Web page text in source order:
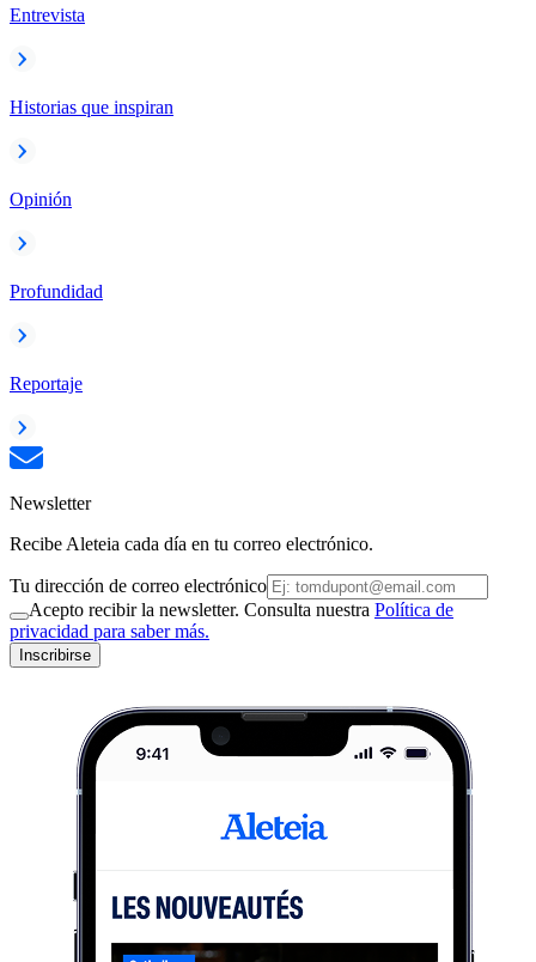
Entrevista
Historias que inspiran
Opinión
Profundidad
Reportaje
Newsletter
Recibe Aleteia cada día en tu correo electrónico.
Tu dirección de correo electrónico
Acepto recibir la newsletter. Consulta nuestra Política de
privacidad para saber más.
Inscribirse